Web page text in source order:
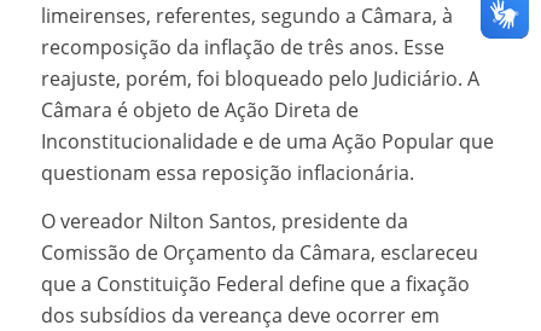
limeirenses, referentes, segundo a Câmara, à
recomposição da inflação de três anos. Esse
reajuste, porém, foi bloqueado pelo Judiciário. A
Câmara é objeto de Ação Direta de
Inconstitucionalidade e de uma Ação Popular que
questionam essa reposição inflacionária.
O vereador Nilton Santos, presidente da
Comissão de Orçamento da Câmara, esclareceu
que a Constituição Federal define que a fixação
dos subsídios da vereança deve ocorrer em